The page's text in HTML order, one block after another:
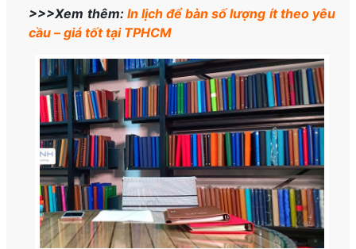
>>>Xem thêm: In lịch để bàn số lượng ít theo yêu
cầu – giá tốt tại TPHCM